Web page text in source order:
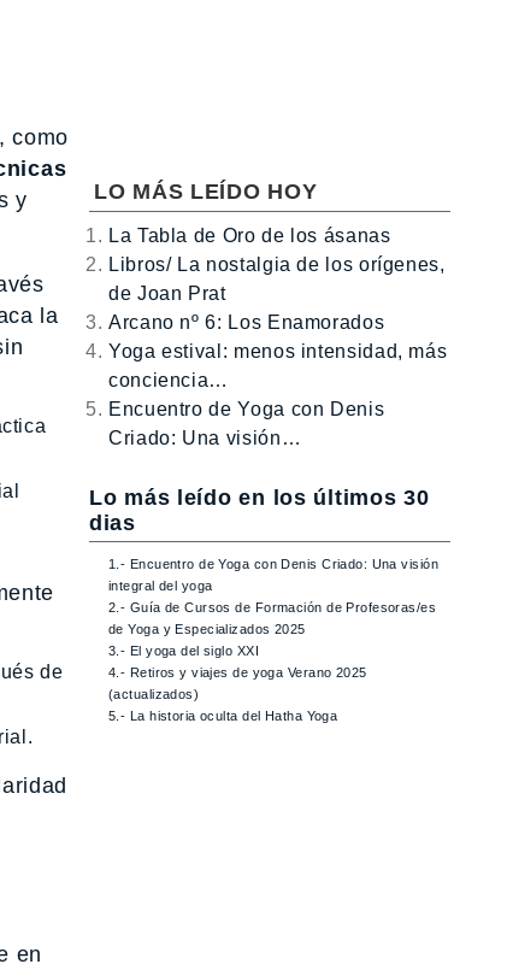
como
y
la
de
en
LO MÁS LEÍDO HOY
La Tabla de Oro de los ásanas
Libros/ La nostalgia de los orígenes,
de Joan Prat
Arcano nº 6: Los Enamorados
Yoga estival: menos intensidad, más
conciencia…
Encuentro de Yoga con Denis
Criado: Una visión…
Lo más leído en los últimos 30
dias
1.- Encuentro de Yoga con Denis Criado: Una visión
integral del yoga
2.- Guía de Cursos de Formación de Profesoras/es
de Yoga y Especializados 2025
3.- El yoga del siglo XXI
4.- Retiros y viajes de yoga Verano 2025
(actualizados)
5.- La historia oculta del Hatha Yoga